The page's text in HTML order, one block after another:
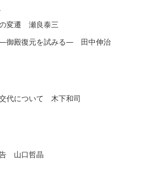
変遷 瀬良泰三
―御殿復元を試みる― 田中伸治
代について 木下和司
告 山口哲晶